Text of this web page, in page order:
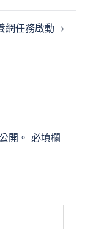
網任務啟動
開。 必填欄